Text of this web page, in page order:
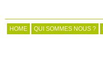
HOME QUI SOMMES NOUS ?